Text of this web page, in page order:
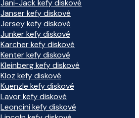
Jani-Jack kefy diskové
Janser kefy diskové
Jersey kefy diskové
Junker kefy diskové
Karcher kefy diskové
Kenter kefy diskové
Kleinberg kefy diskové
Kloz kefy diskové
Kuenzle kefy diskové
Lavor kefy diskové
Leoncini kefy diskové